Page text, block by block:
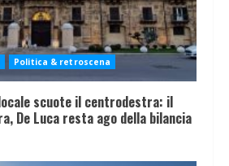
Politica & retroscena
scuote il centrodestra: il
De Luca resta ago della bilancia